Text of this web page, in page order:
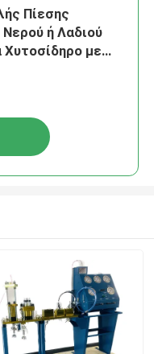
Πίεσης
ή Λαδιού
με
Βιομηχανία